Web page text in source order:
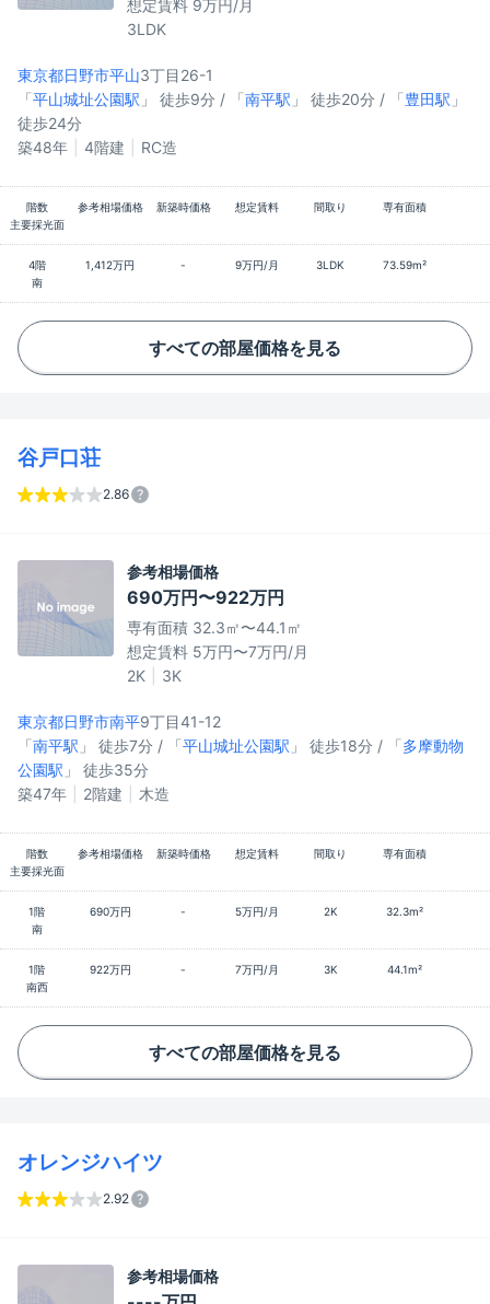
想定賃料 9万円/月
3LDK
東京都日野市平山3丁目26-1
「平山城址公園駅 」 徒歩9分 / 「南平駅 」 徒歩20分 / 「豊田駅 」
徒歩24分
築48年
4階建 RC造
階数 参考相場価格 新築時価格 想定賃料 間取り
専有面積
主要採光面
4階 1,412万円 - 9万円/月 3LDK
73.59m²
南
すべての部屋価格を見る
谷戸口荘
2.86
参考相場価格
690万円〜922万円
専有面積 32.3㎡〜44.1㎡
想定賃料 5万円〜7万円/月
2K
3K
東京都日野市南平9丁目41-12
「南平駅 」 徒歩7分 / 「平山城址公園駅 」 徒歩18分 / 「多摩動物
公園駅 」 徒歩35分
築47年
2階建 木造
階数 参考相場価格 新築時価格 想定賃料 間取り
専有面積
主要採光面
1階 690万円 - 5万円/月 2K
32.3m²
南
1階 922万円 - 7万円/月 3K
44.1m²
南西
すべての部屋価格を見る
オレンジハイツ
2.92
参考相場価格